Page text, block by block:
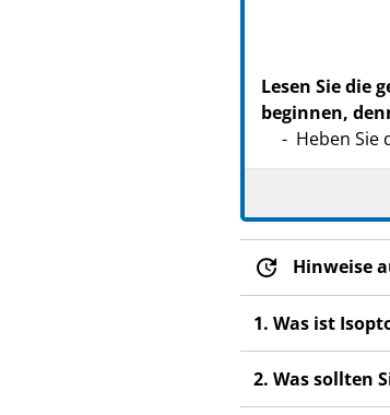
Lesen Sie die
beginnen,
Heben Sie
Wenn Sie
Dieses
anderen
Wenn Sie
Hinweise
1. Was ist
2. Was sollten